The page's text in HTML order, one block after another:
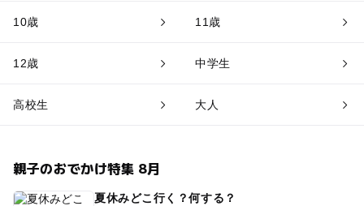
10歳 11歳
12歳 中学生
高校生 大人
親子のおでかけ特集 8月
夏休みどこ行く？何する？